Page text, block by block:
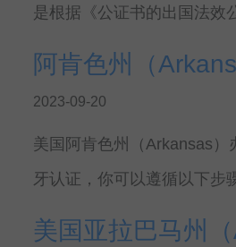
是根据《公证书的出国法效
阿肯色州（
2023-09-20
美国阿肯色州（Arkansas
牙认证，你可以遵循以下
美国亚拉巴马州